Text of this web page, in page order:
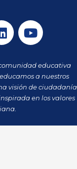
L
i
k
e
d
i
n
Y
o
t
u
b
e
educativa
a nuestros
visión de ciudadanía
en los valores